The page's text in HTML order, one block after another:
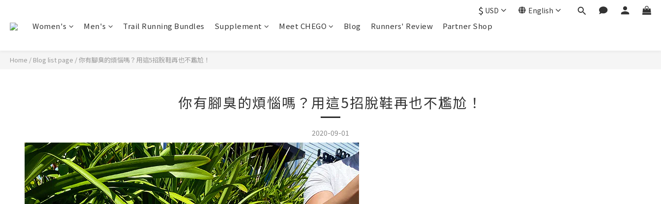
$ USD English
Women's Men's Trail Running Bundles Supplement Meet CHEGO Blog Runners' Review Partner Shop
Home / Blog list page /你有腳臭的煩惱嗎？用這5招脫鞋再也不尷尬！
你有腳臭的煩惱嗎？用這5招脫鞋再也不尷尬！
2020-09-01